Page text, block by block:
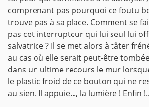
comprenant pas pourquoi ce foutu
trouve pas à sa place. Comment se
pas cet interrupteur qui lui seul lui
salvatrice ? Il se met alors à tâter
au cas où elle serait peut-être
dans un ultime recours le mur
le plastic froid de ce bouton qui ne
au sien. Il appuie..., la lumière ! Enfin